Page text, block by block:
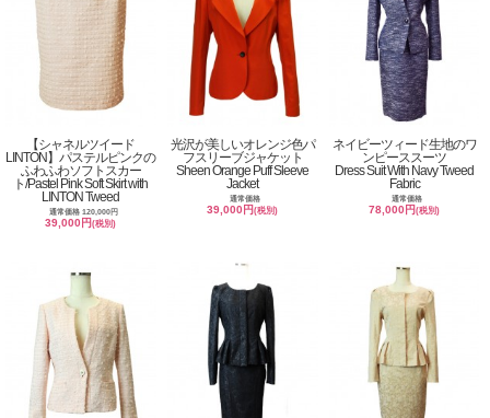
【シャネルツイード
LINTON】パステルピンクの
ふわふわソフトスカー
ト/Pastel Pink Soft Skirt with
LINTON Tweed
通常価格 120,000円
39,000円(税別)
光沢が美しいオレンジ色パ
フスリーブジャケット
Sheen Orange Puff Sleeve
Jacket
通常価格
39,000円(税別)
ネイビーツィード生地のワ
ンピーススーツ
Dress Suit With Navy Tweed
Fabric
通常価格
78,000円(税別)